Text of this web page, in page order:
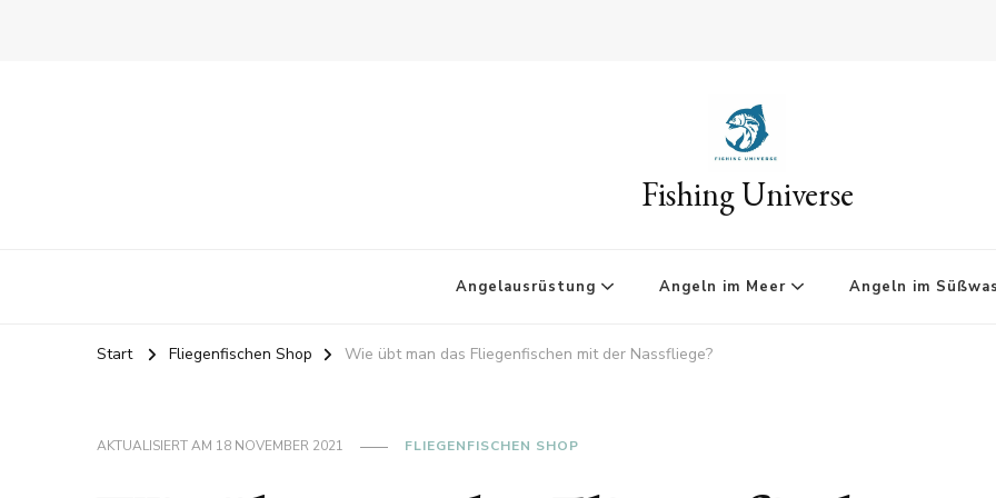
Fishing Universe
Angelausrüstung Angeln im Meer Angeln im
Start Fliegenfischen Shop Wie übt man das Fliegenfischen mit der Nassfliege?
AKTUALISIERT AM 18 NOVEMBER 2021 FLIEGENFISCHEN SHOP